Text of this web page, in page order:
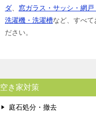
ダ
窓ガラス・サッシ・網戸
洗濯機・洗濯槽など、すべて
ださい。
空き家対策
庭石処分・撤去